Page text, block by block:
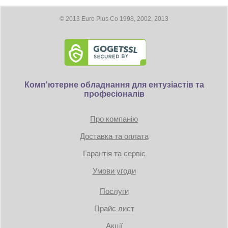
© 2013 Euro Plus Co 1998, 2002, 2013
Комп'ютерне обладнання для ентузіастів та
професіоналів
Про компанію
Доставка та оплата
Гарантія та сервіс
Умови угоди
Послуги
Прайс лист
Акції